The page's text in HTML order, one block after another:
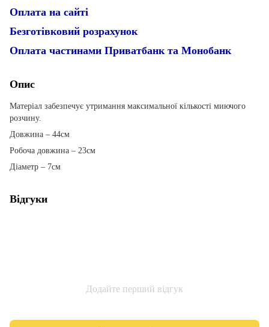
Оплата на сайті
Безготівковий розрахунок
Оплата частинами Приватбанк та Монобанк
Опис
Матеріал забезпечує утримання максимальної кількості миючого
розчину.
Довжина – 44см
Робоча довжина – 23см
Діаметр – 7см
Відгуки
Додайте перший відгук